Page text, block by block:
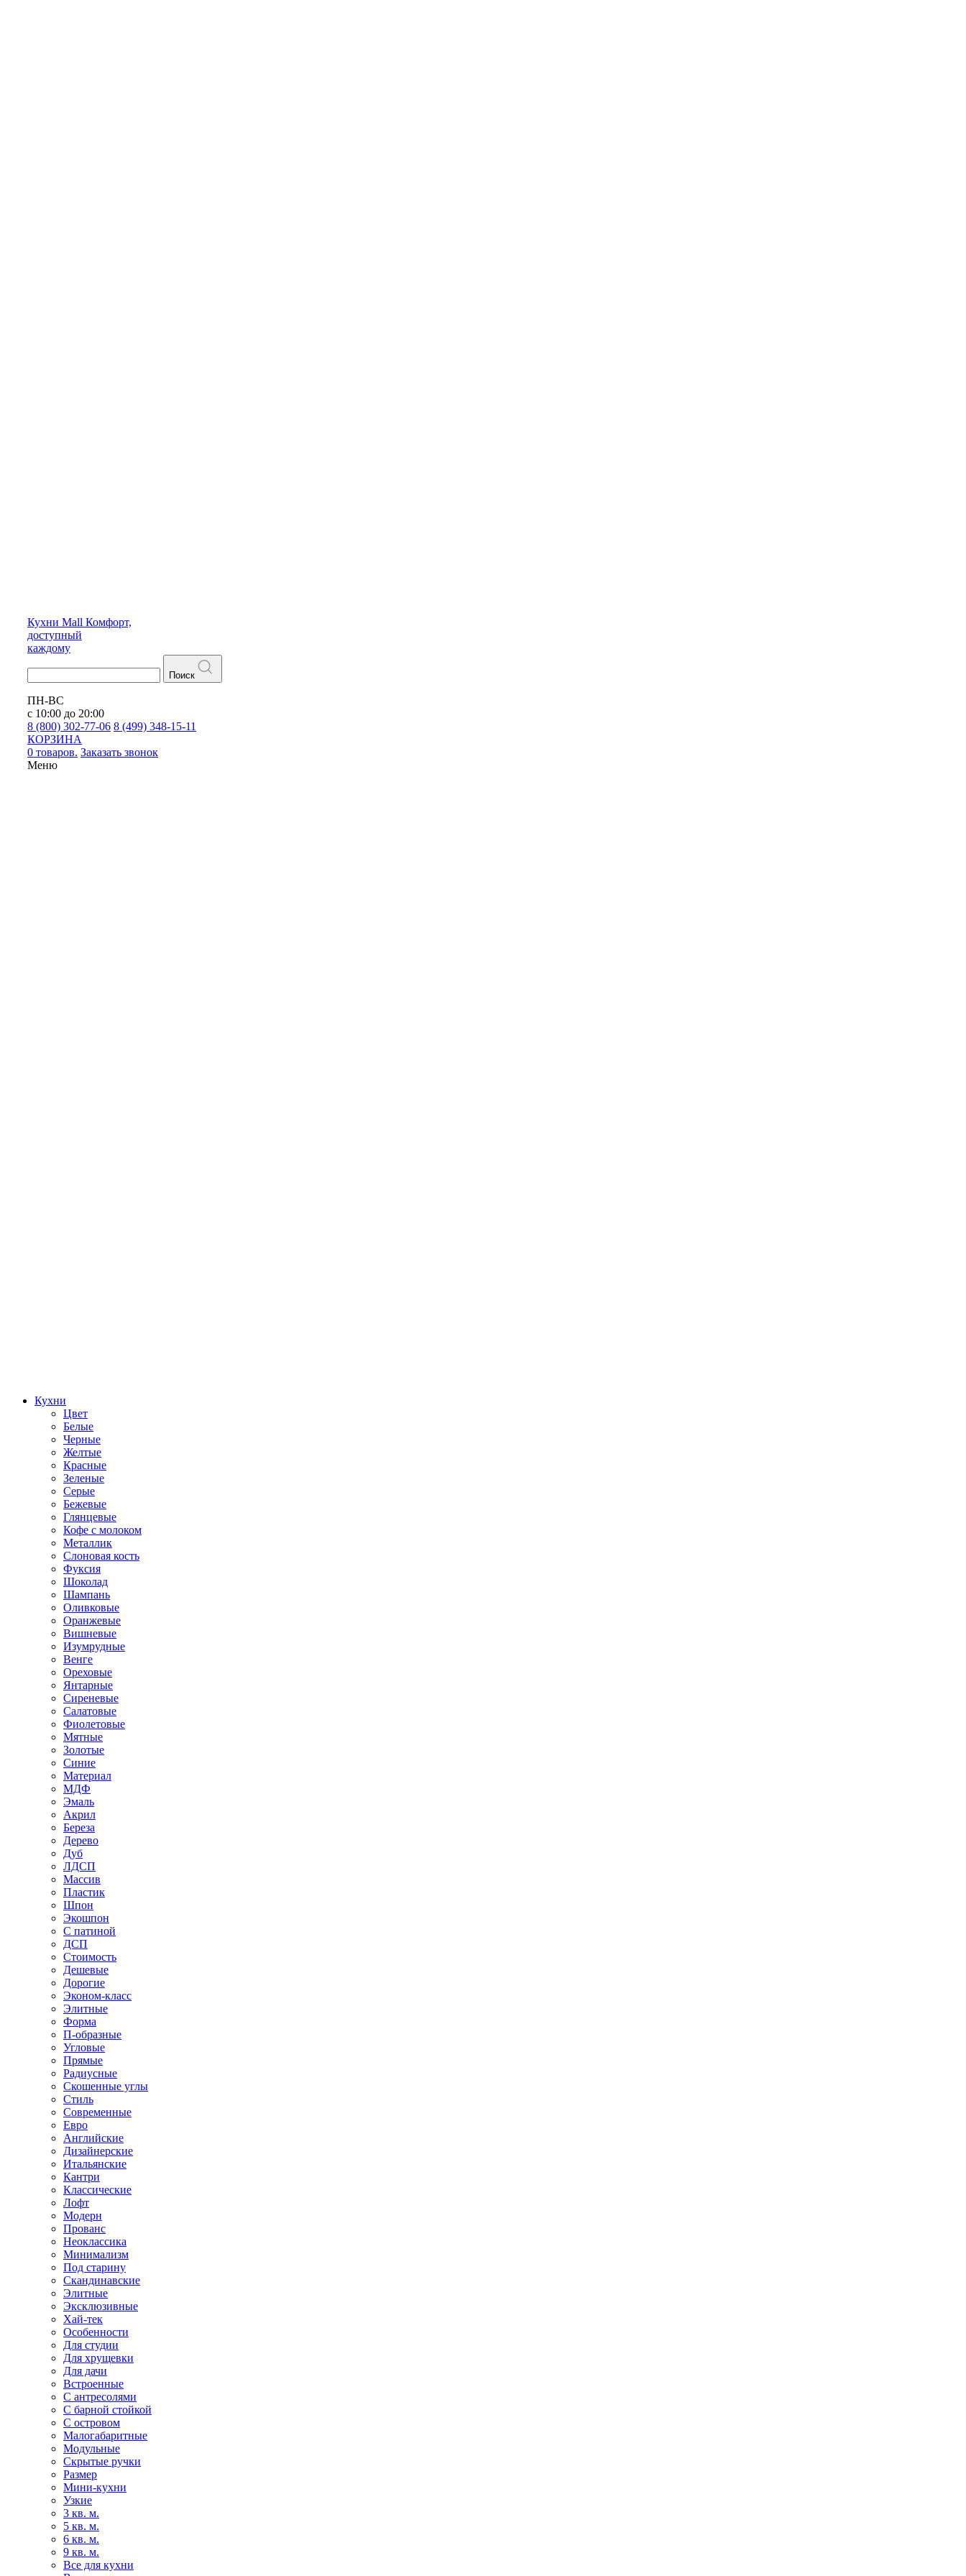
Кухни Mall Комфорт,
доступный
каждому
Поиск
ПН-ВС
с 10:00 до 20:00
8 (800) 302-77-06 8 (499) 348-15-11
КОРЗИНА
0 товаров. Заказать звонок
Меню
Кухни
Цвет
Белые
Черные
Желтые
Красные
Зеленые
Серые
Бежевые
Глянцевые
Кофе с молоком
Металлик
Слоновая кость
Фуксия
Шоколад
Шампань
Оливковые
Оранжевые
Вишневые
Изумрудные
Венге
Ореховые
Янтарные
Сиреневые
Салатовые
Фиолетовые
Мятные
Золотые
Синие
Материал
МДФ
Эмаль
Акрил
Береза
Дерево
Дуб
ЛДСП
Массив
Пластик
Шпон
Экошпон
С патиной
ДСП
Стоимость
Дешевые
Дорогие
Эконом-класс
Элитные
Форма
П-образные
Угловые
Прямые
Радиусные
Скошенные углы
Стиль
Современные
Евро
Английские
Дизайнерские
Итальянские
Кантри
Классические
Лофт
Модерн
Прованс
Неоклассика
Минимализм
Под старину
Скандинавские
Элитные
Эксклюзивные
Хай-тек
Особенности
Для студии
Для хрущевки
Для дачи
Встроенные
С антресолями
С барной стойкой
С островом
Малогабаритные
Модульные
Скрытые ручки
Размер
Мини-кухни
Узкие
3 кв. м.
5 кв. м.
6 кв. м.
9 кв. м.
Все для кухни